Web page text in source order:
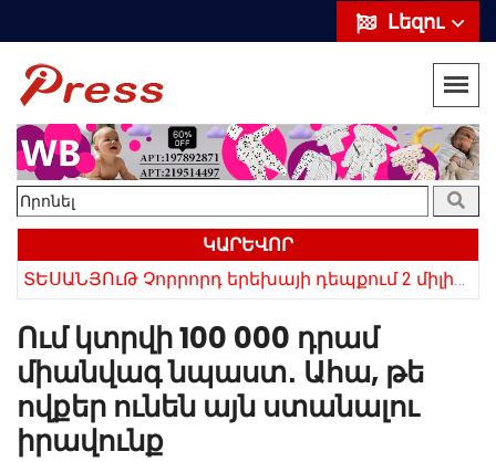
Լեզու
ԿԱՐԵՎՈՐ
Ում կտրվի 100 000 դրամ
միանվագ նպաստ․ Ահա, թե
ովքեր ունեն այն ստանալու
իրավունք